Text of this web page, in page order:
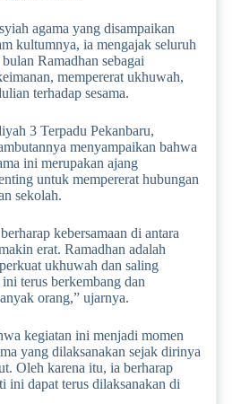
agama yang disampaikan
kultumnya, ia mengajak seluruh
Ramadhan sebagai
mempererat ukhuwah,
terhadap sesama.
3 Terpadu Pekanbaru,
menyampaikan bahwa
ini merupakan ajang
untuk mempererat hubungan
sekolah.
kebersamaan di antara
erat. Ramadhan adalah
ukhuwah dan saling
terus berkembang dan
orang,” ujarnya.
kegiatan ini menjadi momen
yang dilaksanakan sejak dirinya
Oleh karena itu, ia berharap
ini dapat terus dilaksanakan di